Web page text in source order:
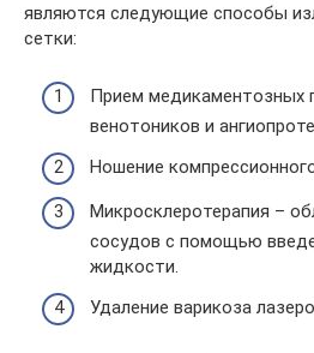
являются следующие способы
сетки:
Прием медикаментозных
венотоников и
Ношение
Микросклеротерапия –
сосудов с помощью
жидкости.
Удаление варикоза